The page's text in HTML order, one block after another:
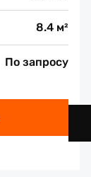
8.4 м²
По запросу